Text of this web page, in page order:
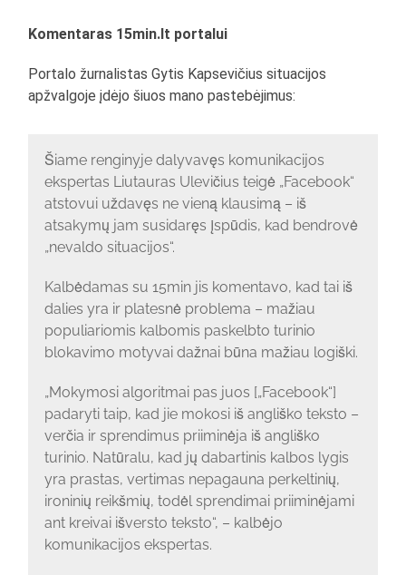
Komentaras 15min.lt portalui
Portalo žurnalistas Gytis Kapsevičius situacijos
apžvalgoje įdėjo šiuos mano pastebėjimus:
Šiame renginyje dalyvavęs komunikacijos
ekspertas Liutauras Ulevičius teigė „Facebook“
atstovui uždavęs ne vieną klausimą – iš
atsakymų jam susidaręs įspūdis, kad bendrovė
„nevaldo situacijos“.
Kalbėdamas su 15min jis komentavo, kad tai iš
dalies yra ir platesnė problema – mažiau
populiariomis kalbomis paskelbto turinio
blokavimo motyvai dažnai būna mažiau logiški.
„Mokymosi algoritmai pas juos [„Facebook“]
padaryti taip, kad jie mokosi iš angliško teksto –
verčia ir sprendimus priiminėja iš angliško
turinio. Natūralu, kad jų dabartinis kalbos lygis
yra prastas, vertimas nepagauna perkeltinių,
ironinių reikšmių, todėl sprendimai priiminėjami
ant kreivai išversto teksto“, – kalbėjo
komunikacijos ekspertas.